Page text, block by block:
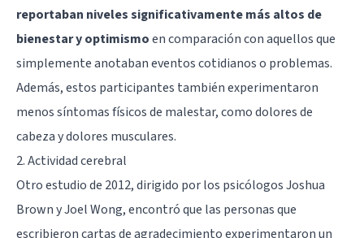
reportaban niveles significativamente más altos de
bienestar y optimismoen comparación con aquellos que
simplemente anotaban eventos cotidianos o problemas.
Además, estos participantes también experimentaron
menos síntomas físicos de malestar, como dolores de
cabeza y dolores musculares.
2. Actividad cerebral
Otro estudio de 2012, dirigido por los psicólogos Joshua
Brown y Joel Wong, encontró que las personas que
escribieron cartas de agradecimiento experimentaron un